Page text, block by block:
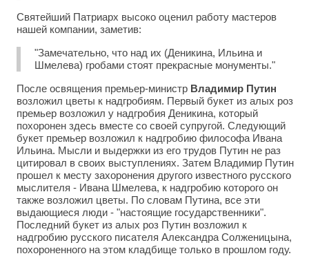
Святейший Патриарх высоко оценил работу мастеров
нашей компании, заметив:
"Замечательно, что над их (Деникина, Ильина и
Шмелева) гробами стоят прекрасные монументы."
После освящения премьер-министр Владимир Путин
возложил цветы к надгробиям. Первый букет из алых роз
премьер возложил у надгробия Деникина, который
похоронен здесь вместе со своей супругой. Следующий
букет премьер возложил к надгробию философа Ивана
Ильина. Мысли и выдержки из его трудов Путин не раз
цитировал в своих выступлениях. Затем Владимир Путин
прошел к месту захоронения другого известного русского
мыслителя - Ивана Шмелева, к надгробию которого он
также возложил цветы. По словам Путина, все эти
выдающиеся люди - "настоящие государственники".
Последний букет из алых роз Путин возложил к
надгробию русского писателя Александра Солженицына,
похороненного на этом кладбище только в прошлом году.